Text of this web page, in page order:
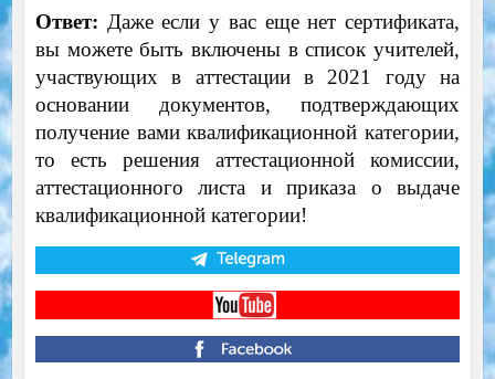
Ответ: Даже если у вас еще нет сертификата,
вы можете быть включены в список учителей,
участвующих в аттестации в 2021 году на
основании документов, подтверждающих
получение вами квалификационной категории,
то есть решения аттестационной комиссии,
аттестационного листа и приказа о выдаче
квалификационной категории!